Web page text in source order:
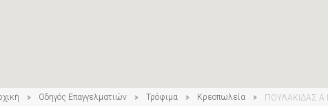
Οδηγός Επαγγελματιών Τρόφιμα Κρεοπωλεία ΠΟΥΛΑΚΙΔΑΣ